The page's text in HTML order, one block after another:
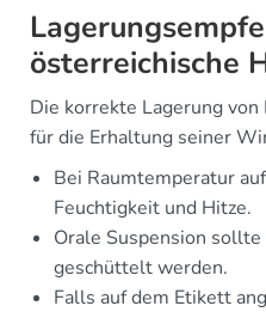
österreichische
Die korrekte Lagerung
für die Erhaltung seiner
Bei Raumtemperatur
Feuchtigkeit und Hitze.
Orale Suspension
geschüttelt werden.
Falls auf dem Etikett